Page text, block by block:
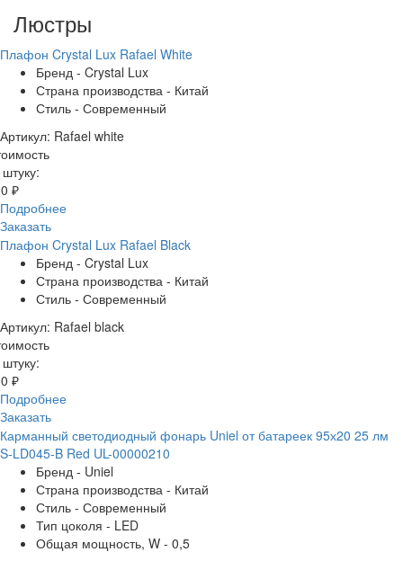
Люстры
Плафон Crystal Lux Rafael White
Бренд - Crystal Lux
Страна производства - Китай
Стиль - Современный
Артикул: Rafael white
₽
Подробнее
Заказать
Плафон Crystal Lux Rafael Black
Бренд - Crystal Lux
Страна производства - Китай
Стиль - Современный
Артикул: Rafael black
₽
Подробнее
Заказать
Карманный светодиодный фонарь Uniel от батареек 95х20 25 лм
S-LD045-B Red UL-00000210
Бренд - Uniel
Страна производства - Китай
Стиль - Современный
Тип цоколя - LED
Общая мощность, W - 0,5